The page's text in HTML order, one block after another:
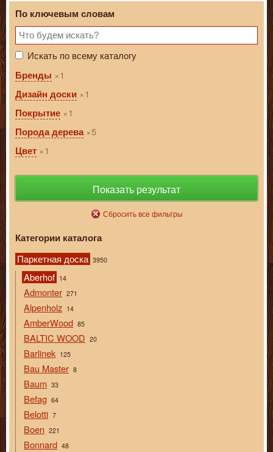
По ключевым словам
Искать по всему каталогу
Бренды
1
Дизайн доски
1
Покрытие
1
Порода дерева
5
Цвет
1
Показать результат
Сбросить все фильтры
Категории каталога
Паркетная доска 3950
Aberhof 14
Admonter 271
Alpenholz 14
AmberWood 85
BALTIC WOOD 20
Barlinek 125
Bau Master 8
Baum 33
Befag 64
Belotti 7
Boen 221
Bonnard 48